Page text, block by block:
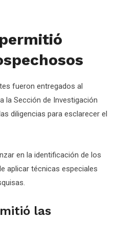
fueron entregados al
la Sección de Investigación
diligencias para esclarecer el
en la identificación de los
aplicar técnicas especiales
las